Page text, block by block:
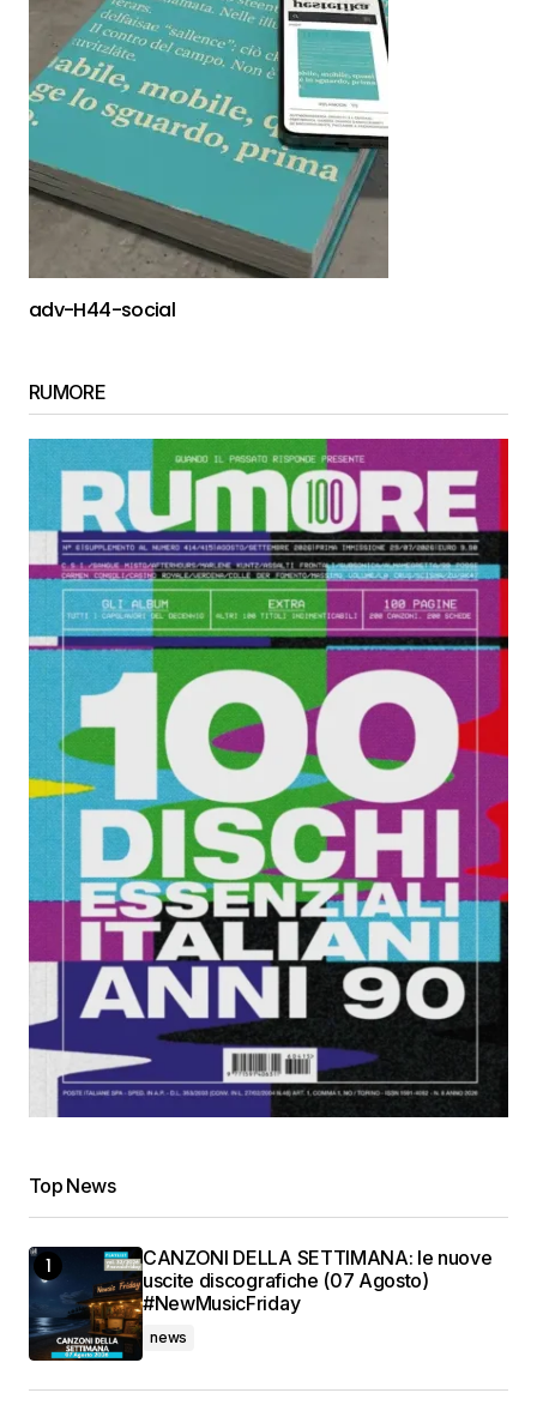
adv-H44-social
RUMORE
Top News
CANZONI DELLA SETTIMANA: le nuove
uscite discografiche (07 Agosto)
#NewMusicFriday
news